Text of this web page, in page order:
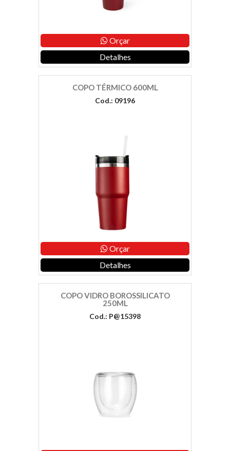
Orçar
Detalhes
COPO TÉRMICO 600ML
Cod.: 09196
Orçar
Detalhes
COPO VIDRO BOROSSILICATO
250ML
Cod.: P@15398